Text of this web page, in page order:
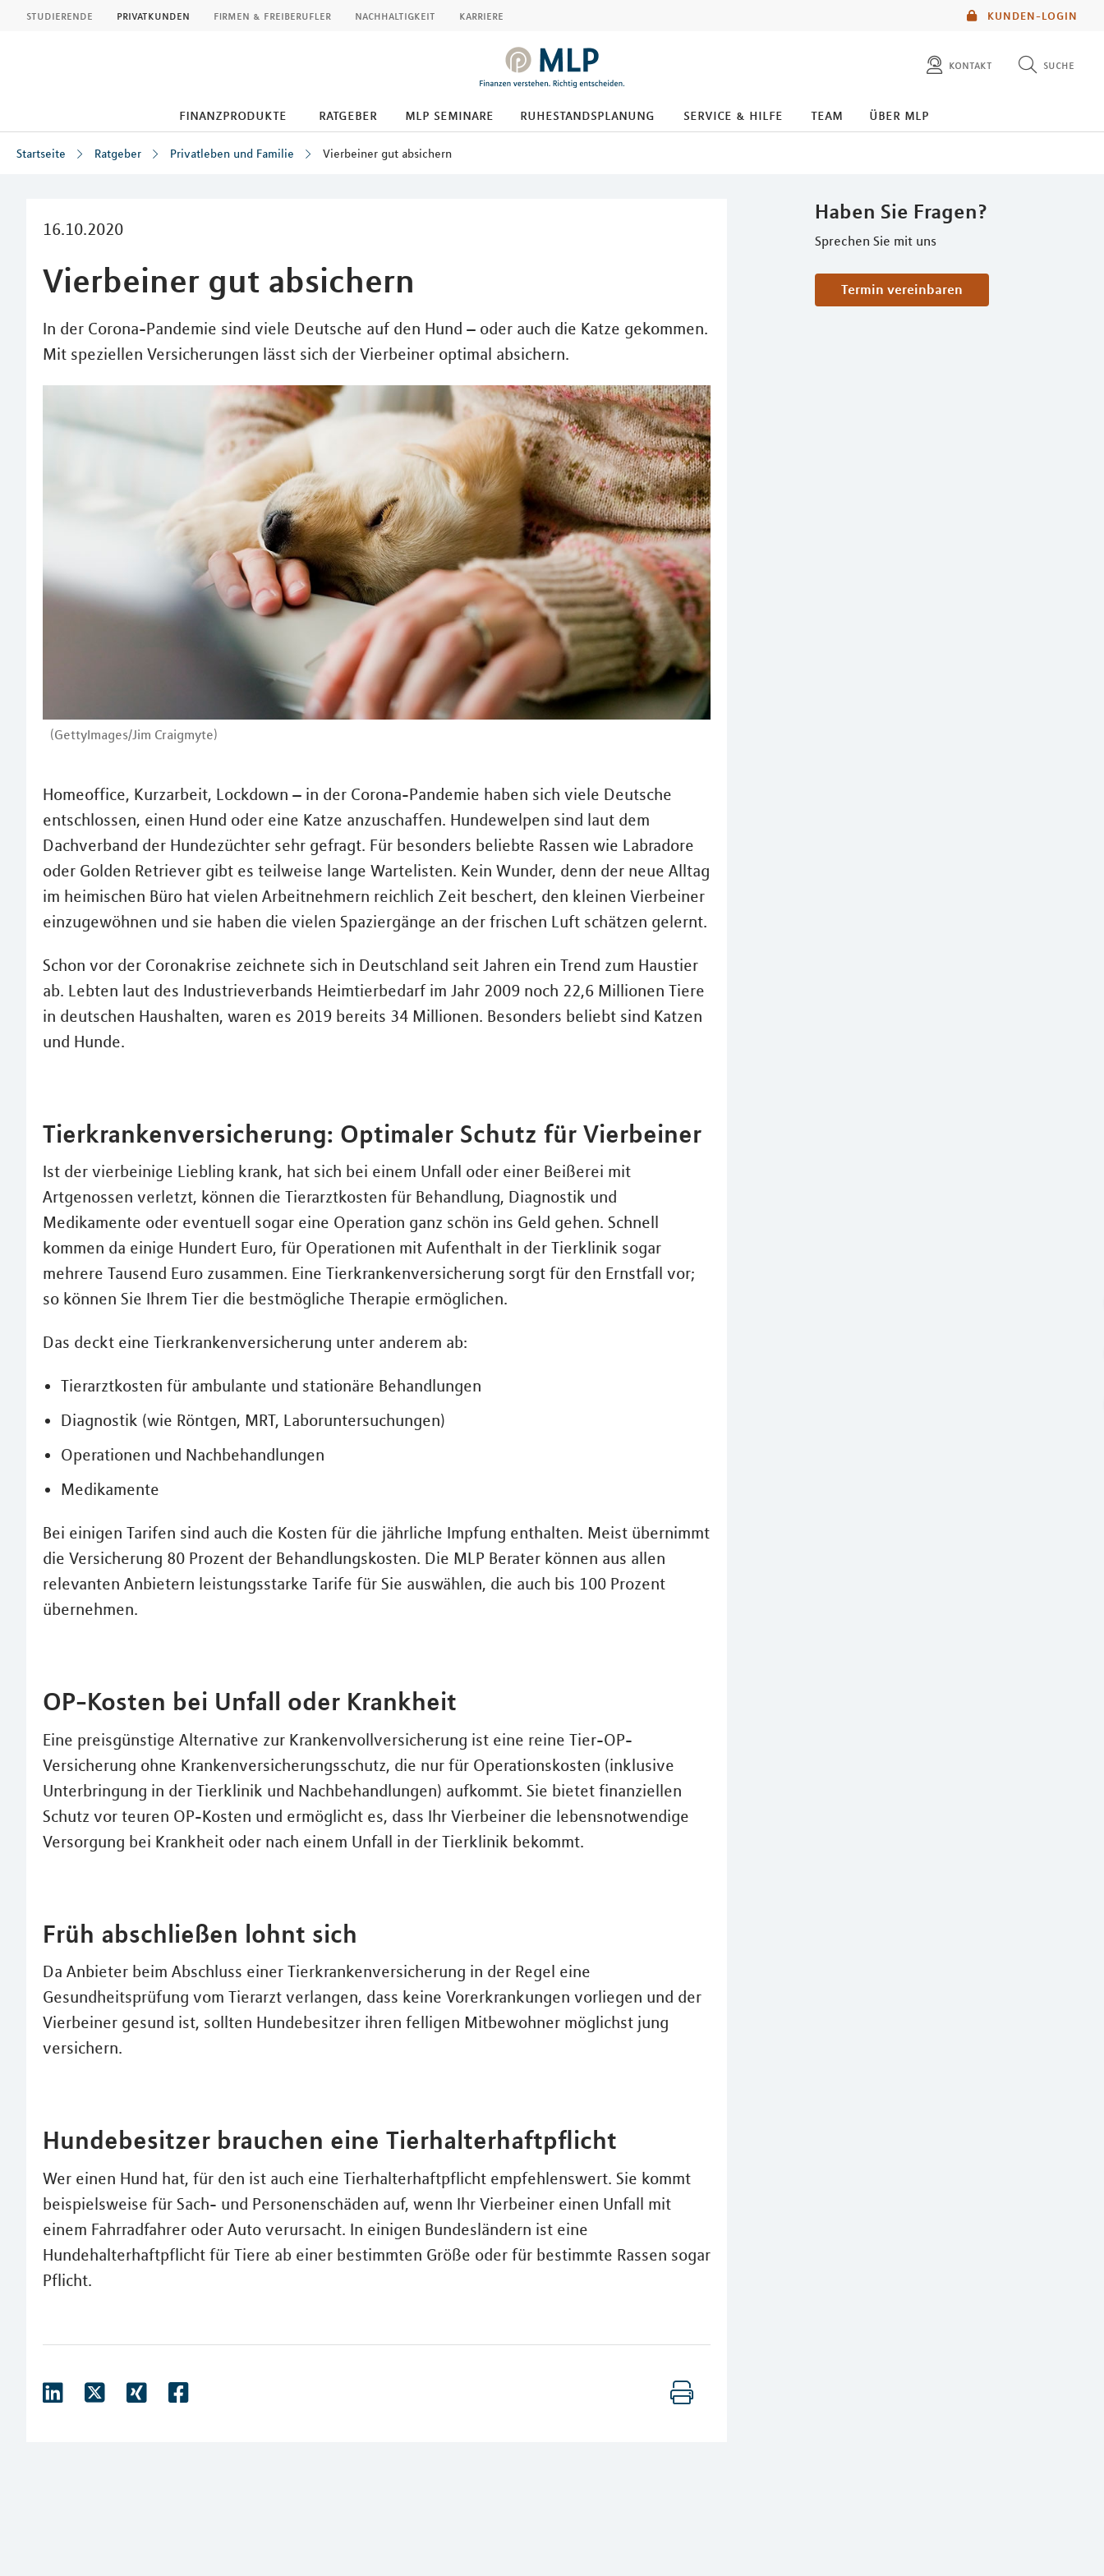
KUNDEN-LOGIN
studierende privatkunden firmen & freiberufler nachhaltigkeit karriere
kontakt suche
diese website durchsuchen
finanzprodukte ratgeber mlp seminare ruhestandsplanung service & hilfe team über mlp
Startseite Ratgeber Privatleben und Familie Vierbeiner gut absichern
16.10.2020
Vierbeiner gut absichern
In der Corona-Pandemie sind viele Deutsche auf den Hund – oder auch die Katze gekommen.
Mit speziellen Versicherungen lässt sich der Vierbeiner optimal absichern.
(GettyImages/Jim Craigmyte)
Haben Sie Fragen?
Sprechen Sie mit uns
Termin vereinbaren
Homeoffice, Kurzarbeit, Lockdown – in der Corona-Pandemie haben sich viele Deutsche
entschlossen, einen Hund oder eine Katze anzuschaffen. Hundewelpen sind laut dem
Dachverband der Hundezüchter sehr gefragt. Für besonders beliebte Rassen wie Labradore
oder Golden Retriever gibt es teilweise lange Wartelisten. Kein Wunder, denn der neue Alltag
im heimischen Büro hat vielen Arbeitnehmern reichlich Zeit beschert, den kleinen Vierbeiner
einzugewöhnen und sie haben die vielen Spaziergänge an der frischen Luft schätzen gelernt.
Schon vor der Coronakrise zeichnete sich in Deutschland seit Jahren ein Trend zum Haustier
ab. Lebten laut des Industrieverbands Heimtierbedarf im Jahr 2009 noch 22,6 Millionen Tiere
in deutschen Haushalten, waren es 2019 bereits 34 Millionen. Besonders beliebt sind Katzen
und Hunde.
Tierkrankenversicherung: Optimaler Schutz für Vierbeiner
Ist der vierbeinige Liebling krank, hat sich bei einem Unfall oder einer Beißerei mit
Artgenossen verletzt, können die Tierarztkosten für Behandlung, Diagnostik und
Medikamente oder eventuell sogar eine Operation ganz schön ins Geld gehen. Schnell
kommen da einige Hundert Euro, für Operationen mit Aufenthalt in der Tierklinik sogar
mehrere Tausend Euro zusammen. Eine Tierkrankenversicherung sorgt für den Ernstfall vor;
so können Sie Ihrem Tier die bestmögliche Therapie ermöglichen.
Das deckt eine Tierkrankenversicherung unter anderem ab:
Tierarztkosten für ambulante und stationäre Behandlungen
Diagnostik (wie Röntgen, MRT, Laboruntersuchungen)
Operationen und Nachbehandlungen
Medikamente
Bei einigen Tarifen sind auch die Kosten für die jährliche Impfung enthalten. Meist übernimmt
die Versicherung 80 Prozent der Behandlungskosten. Die MLP Berater können aus allen
relevanten Anbietern leistungsstarke Tarife für Sie auswählen, die auch bis 100 Prozent
übernehmen.
OP-Kosten bei Unfall oder Krankheit
Eine preisgünstige Alternative zur Krankenvollversicherung ist eine reine Tier-OP-
Versicherung ohne Krankenversicherungsschutz, die nur für Operationskosten (inklusive
Unterbringung in der Tierklinik und Nachbehandlungen) aufkommt. Sie bietet finanziellen
Schutz vor teuren OP-Kosten und ermöglicht es, dass Ihr Vierbeiner die lebensnotwendige
Versorgung bei Krankheit oder nach einem Unfall in der Tierklinik bekommt.
Früh abschließen lohnt sich
Da Anbieter beim Abschluss einer Tierkrankenversicherung in der Regel eine
Gesundheitsprüfung vom Tierarzt verlangen, dass keine Vorerkrankungen vorliegen und der
Vierbeiner gesund ist, sollten Hundebesitzer ihren felligen Mitbewohner möglichst jung
versichern.
Hundebesitzer brauchen eine Tierhalterhaftpflicht
Wer einen Hund hat, für den ist auch eine Tierhalterhaftpflicht empfehlenswert. Sie kommt
beispielsweise für Sach- und Personenschäden auf, wenn Ihr Vierbeiner einen Unfall mit
einem Fahrradfahrer oder Auto verursacht. In einigen Bundesländern ist eine
Hundehalterhaftpflicht für Tiere ab einer bestimmten Größe oder für bestimmte Rassen sogar
Pflicht.